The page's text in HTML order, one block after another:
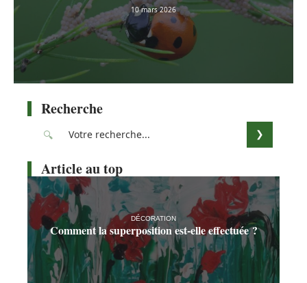
10 mars 2026
Recherche
Article au top
DÉCORATION
Comment la superposition est-elle effectuée ?